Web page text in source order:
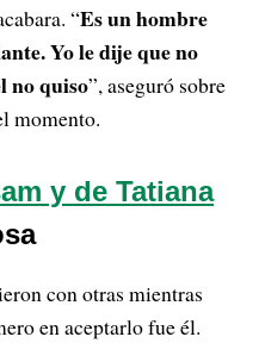
“Es un hombre
Yo le dije que no
no quiso”, aseguró sobre
momento.
y de Tatiana
con otras mientras
en aceptarlo fue él.